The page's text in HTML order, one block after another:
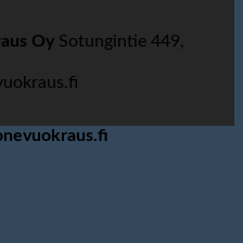
Oy Sotungintie 449,